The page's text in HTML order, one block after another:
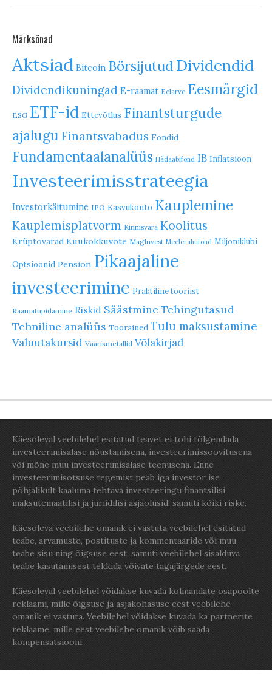
Märksõnad
Aktsiad Bitcoin Börsijutud Dividendid
Dividendikuningad E-raamat Eelarve Eesmärgid
ESG ETF-id Ettevõtlus Finantsturgude
ajalugu Finantsvabadus Fondid
Fundamentaalanalüüs Hädaabifond IB Inflatsioon
Investeerimisstrateegia
Investorkäitumine IPO Kasvukonto Kauplemine
Kauplemisplatvorm Kinnisvara Koolitus
Krüptovarad Kuukokkuvõte MagInvest Meelerahufond Miljoniklubi
Optsioonid Pension Pikaajaline
investeerimine Praktiline tööriist
Raamatupidamine Riskid Säästmine Tehingutasud
Tehniline analüüs Toorained Tulu maksustamine
Valuutakursid Väärismetallid Võlakirjad
Käesoleval veebilehel esitatud teavet ei tohi tõlgendada
investeerimisalase nõustamisena, investeerimissoovitusena
või mõne muu investeerimisalase teenusena. Enne
investeerimisotsuse tegemist peab iga investor ise
põhjalikult kaaluma tehtava investeeringu finantsilisi,
maksutemaatilisi ja juriidilisi asjaolusid, samuti kõiki riske.
Käesoleva veebilehe omanik ei vastuta veebilehel esitatud
teabe, arvamuste, postituste ja kommentaaride või muu
teabe sisu ning õigsuse eest, samuti veebilehel sisalduva
teabe kasutamisest tekkida võivate tagajärgede eest.
Käesoleval veebilehel võidakse kuvada kolmandate osapoolte
reklaami, mille õigsuse ja asjakohasuse eest veebilehe
omanik ei vastuta. Veebilehel võidakse kuvada ka partnerite
reklaame, mille eest veebilehe omanik võib saada
kompensatsiooni.